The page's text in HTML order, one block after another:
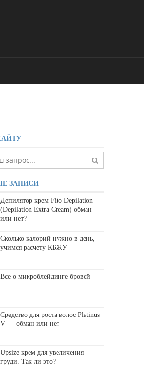
ЗАПИСИ
Депилятор крем Fito Depilation
(Depilation Extra Cream) обман
или нет?
Сколько калорий нужно в день,
учимся расчету КБЖУ
Все о микроблейдинге бровей
Средство для роста волос Platinus
V — обман или нет
Upsize крем для увеличения
груди. Так ли это?